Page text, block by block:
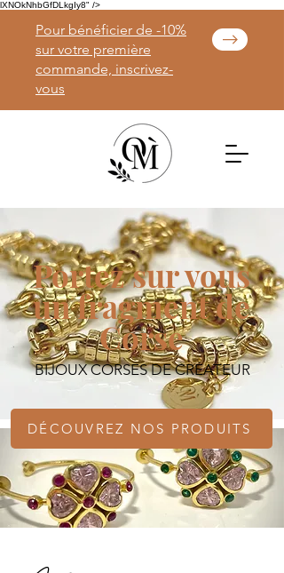
lXNOkNhbGfDLkgIy8" />
Pour bénéficier de -10%
sur votre première
commande, inscrivez-
vous
Portez sur vous
un fragment de
Corse
BIJOUX CORSES DE CRÉATEUR
DÉCOUVREZ NOS PRODUITS